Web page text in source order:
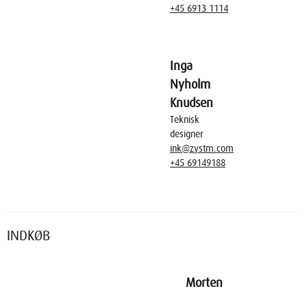
+45 6913 1114
Inga
Nyholm
Knudsen
Teknisk
designer
ink@zystm.com
+45 69149188
INDKØB
Morten